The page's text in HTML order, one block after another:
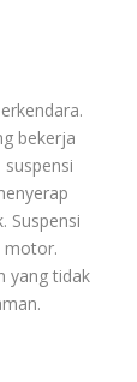
bekerja
Suspensi
motor.
yang tidak